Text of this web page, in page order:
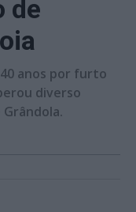
de
anos por furto
diverso